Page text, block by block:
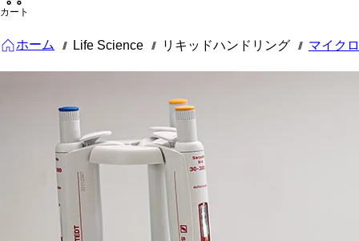
カート
ホーム /// Life Science /// リキッドハンドリング /// マイク